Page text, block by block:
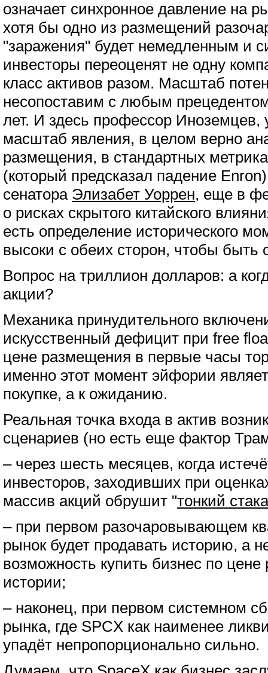
означает синхронное давление на
хотя бы одно из размещений
"заражения" будет немедленным и
инвесторы переоценят не одну
класс активов разом. Масштаб
несопоставим с любым
лет. И здесь профессор Иноземцев,
масштаб явления, в целом верно
размещения, в стандартных
(который предсказал падение
сенатора Элизабет Уоррен, еще в
о рисках скрытого китайского
есть определение исторического
высоки с обеих сторон, чтобы быть
Вопрос на триллион долларов: а
акции?
Механика принудительного
искусственный дефицит при free
цене размещения в первые часы
именно этот момент эйфории
покупке, а к ожиданию.
Реальная точка входа в актив
сценариев (но есть еще фактор
– через шесть месяцев, когда
инвесторов, заходивших при
массив акций обрушит "тонкий
– при первом разочаровывающем
рынок будет продавать историю, а
возможность купить бизнес по цене
истории;
– наконец, при первом системном
рынка, где SPCX как наименее
упадёт непропорционально сильно.